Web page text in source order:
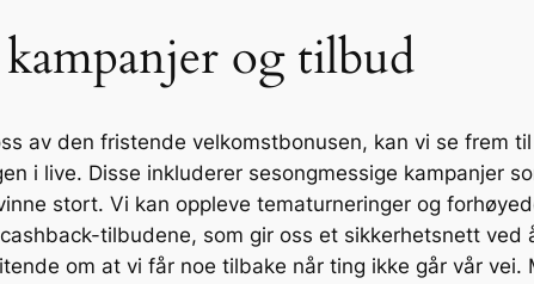
kampanjer og tilbud
av den fristende velkomstbonusen, kan vi se frem
i live. Disse inkluderer sesongmessige kampanjer
stort. Vi kan oppleve tematurneringer og
tilbudene, som gir oss et sikkerhetsnett
om at vi får noe tilbake når ting ikke går vår